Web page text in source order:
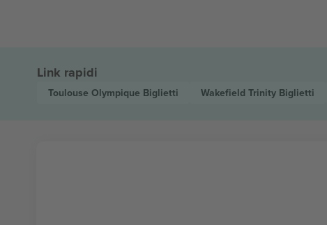
Link rapidi
Toulouse Olympique Biglietti Wakefield Trinity Biglietti